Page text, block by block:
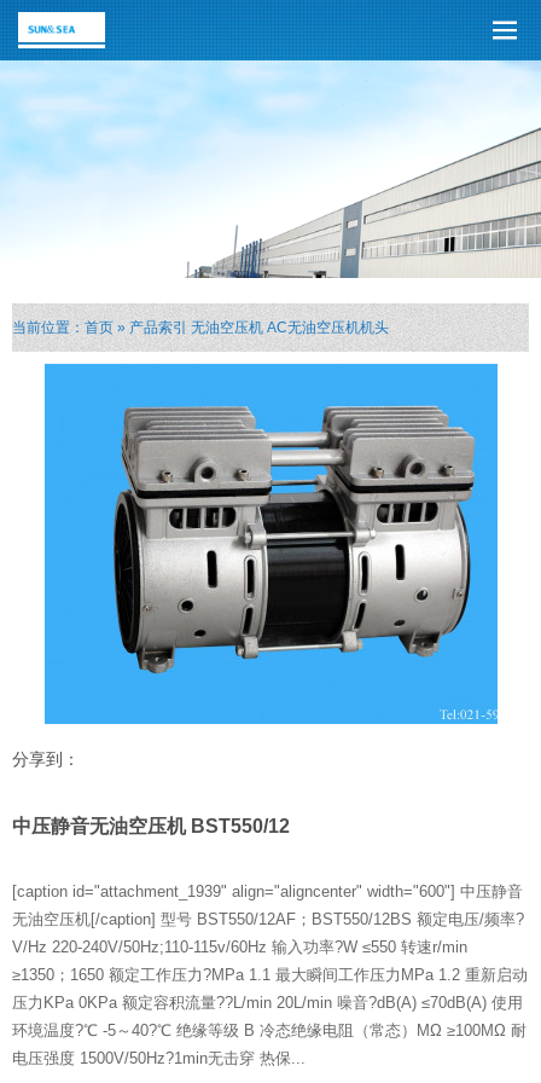
当前位置：首页 » 产品索引 无油空压机 AC无油空压机机头
分享到：
中压静音无油空压机 BST550/12
[caption id="attachment_1939" align="aligncenter" width="600"] 中压静音
无油空压机[/caption] 型号 BST550/12AF；BST550/12BS 额定电压/频率?
V/Hz 220-240V/50Hz;110-115v/60Hz 输入功率?W ≤550 转速r/min
≥1350；1650 额定工作压力?MPa 1.1 最大瞬间工作压力MPa 1.2 重新启动
压力KPa 0KPa 额定容积流量??L/min 20L/min 噪音?dB(A) ≤70dB(A) 使用
环境温度?℃ -5～40?℃ 绝缘等级 B 冷态绝缘电阻（常态）MΩ ≥100MΩ 耐
电压强度 1500V/50Hz?1min无击穿 热保...